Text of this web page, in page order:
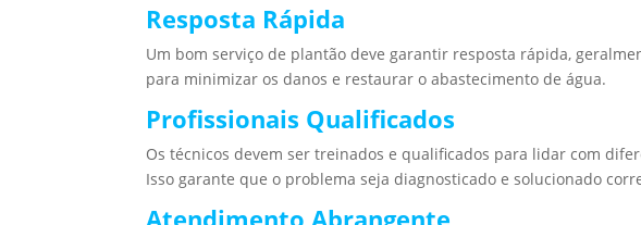
Resposta Rápida
Um bom serviço de plantão deve garantir resposta rápida,
para minimizar os danos e restaurar o abastecimento de água.
Profissionais Qualificados
Os técnicos devem ser treinados e qualificados para lidar com
Isso garante que o problema seja diagnosticado e solucionado
Atendimento Abrangente